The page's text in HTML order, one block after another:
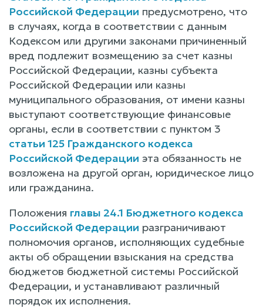
Российской Федерации предусмотрено, что
в случаях, когда в соответствии с данным
Кодексом или другими законами причиненный
вред подлежит возмещению за счет казны
Российской Федерации, казны субъекта
Российской Федерации или казны
муниципального образования, от имени казны
выступают соответствующие финансовые
органы, если в соответствии с пунктом 3
статьи 125 Гражданского кодекса
Российской Федерации эта обязанность не
возложена на другой орган, юридическое лицо
или гражданина.
Положения главы 24.1 Бюджетного кодекса
Российской Федерации разграничивают
полномочия органов, исполняющих судебные
акты об обращении взыскания на средства
бюджетов бюджетной системы Российской
Федерации, и устанавливают различный
порядок их исполнения.